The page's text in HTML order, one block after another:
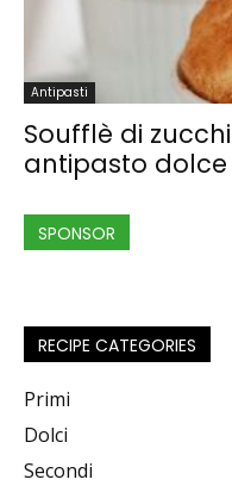
Antipasti
Soufflè di
antipasto
SPONSOR
RECIPE CATEGORIES
Primi
Dolci
Secondi